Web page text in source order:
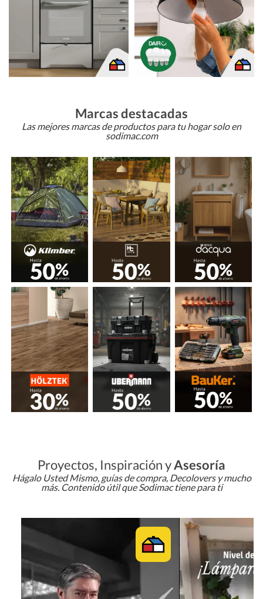
Marcas destacadas
Las mejores marcas de productos para tu hogar solo en
sodimac.com
Proyectos, Inspiración yAsesoría
Hágalo Usted Mismo, guías de compra, Decolovers y mucho
más. Contenido útil que Sodimac tiene para ti